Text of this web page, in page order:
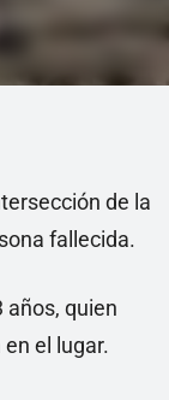
de la
fallecida.
años, quien
el lugar.